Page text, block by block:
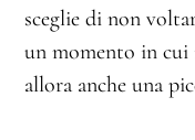
sceglie di non
un momento in cui
allora anche una